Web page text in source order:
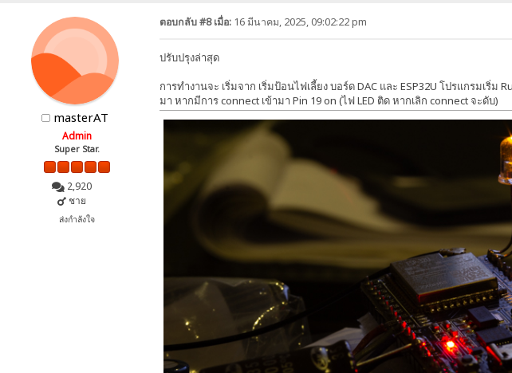
masterAT
Admin
Super Star.
2,920
ชาย
ส่งกำลังใจ
ตอบกลับ #8 เมื่อ:16 มีนาคม, 2025, 09:02:22 pm
ปรับปรุงล่าสุด
การทำงานจะ เริ่มจาก เริ่มป้อนไฟเลี้ยง บอร์ด DAC และ ESP32U โปรแกรมเริ่
มา หากมีการ connect เข้ามา Pin 19 on (ไฟ LED ติด หากเลิก connect จะดับ)